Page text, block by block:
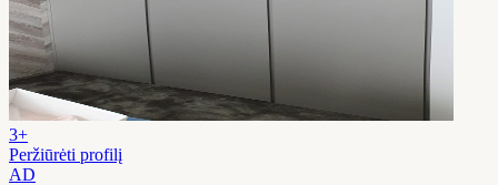
3+
Peržiūrėti profilį
AD